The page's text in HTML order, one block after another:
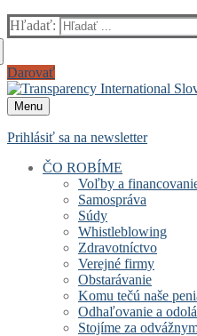
Hľadať:
Darovať
Menu
Prihlásiť sa na newsletter
ČO ROBÍME
Voľby a
Samospráva
Súdy
Whistleblowing
Zdravotníctvo
Verejné firmy
Obstarávanie
Komu tečú naše
Odhaľovanie a
Stojíme za